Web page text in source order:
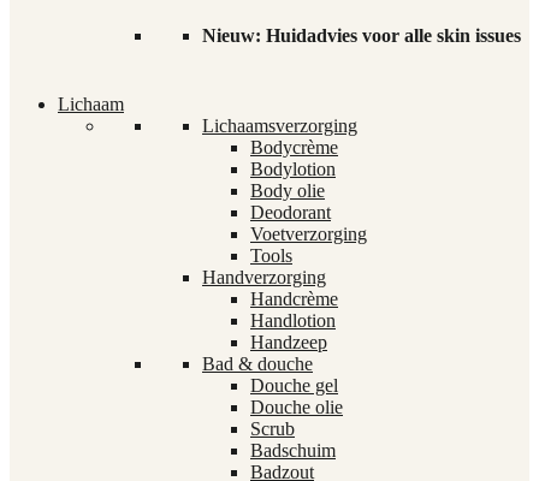
Nieuw: Huidadvies voor alle skin issues
Lichaam
Lichaamsverzorging
Bodycrème
Bodylotion
Body olie
Deodorant
Voetverzorging
Tools
Handverzorging
Handcrème
Handlotion
Handzeep
Bad & douche
Douche gel
Douche olie
Scrub
Badschuim
Badzout